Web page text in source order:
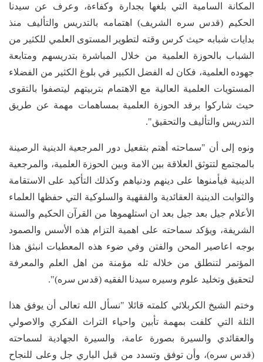
المكانة السامية التي بلغها بجدارة وكفاءة، وعرف عن سيدنا
الحكيم (قدس سره الشريف) اهتمامه بالتدريس والتأليف منذ
بدايات شبابه حيث كرس وقته لتطوير المستوى العلمي للكثير من
الشباب بالحوزة العلمية من خلال المباشرة بتدريسهم ومتابعة
جهوده العلمية، فكان له الفضل الكبير في بلوغ الكثير من الفضلاء
المستويات العلمية العالية مع الاهتمام بتربيتهم ليتصفوا بالتقوى
حيث شاركوا برفد الحوزة العلمية بمساهمات مهمة عن طريق
التدريس والتأليف والتحقيق".
ونوه إلى أن "سماحته أهتم بتفعيل دور المرجعية الدينية الرصينة
بالمجتمع لتتوثق العلاقة بين الامة وبين الحوزة العلمية، والمرجعية
الدينية فيأمنوها على دينهم ودنياهم وكذلك التأكيد على الاستقامة
والثوابت الدينية العقائدية والفقهية والسلوكية التي حفظها العلماء
الأعلام جيل بعد جيل بعد ان استلهموها من القرآن الحكيم والسنة
الشريفة، ويؤكد سماحته على اهمية التزام هذه الأسس والصمود
بوجه اعاصير المحن والفتن وفي ضوء هذه المعطيات انبثق هذا
المؤتمر لتنطلق من خلاله ثله مؤمنة من اهل العلم والمعرفة
لتحقيق وتخليد علوم وسيره سيدنا الفقيه (قدس سره)".
وختم الشيخ الكربلائي كلمته قائلا "نسأل الله تعالى أن يوفق هذا
الثلة التي كلفت بمهمة تأبين واحياء التراث الفكري والاصولي
والعقائدي والسيرة بصورة عامة، والسيرة الجهادية لسماحته
(قدس سره)، وأن توفق وتسدد من قبل الباري جل وعلى للنجاح